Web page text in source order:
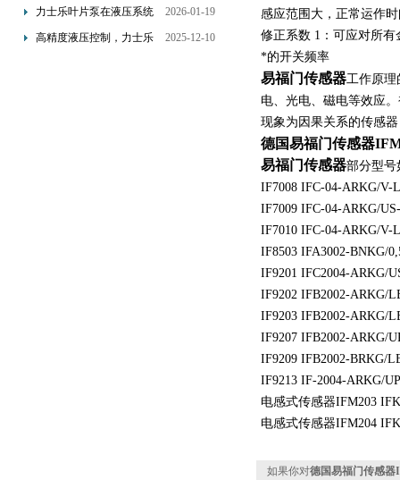
装要求：直管段、过滤器
力士乐叶片泵在液压系统
中的应用分析
2026-01-19
高精度液压控制，力士乐
2025-12-10
感应范围大，正常运作
修正系数 1：可应对所
*的开关频率
易福门传感器工作原理
电、光电、磁电等效应
现象为因果关系的传感
德国易福门传感器
易福门传感器部分型号
IF7008 IFC-04-ARKG/V-
IF7009 IFC-04-ARKG/
IF7010 IFC-04-ARKG/V-
IF8503 IFA3002-BNKG/
IF9201 IFC2004-ARKG/
IF9202 IFB2002-ARKG/
IF9203 IFB2002-ARKG/
IF9207 IFB2002-ARKG/
IF9209 IFB2002-BRKG/
IF9213 IF-2004-ARKG/
电感式传感器IFM203
电感式传感器IFM204
如果你对德国易福门传感器